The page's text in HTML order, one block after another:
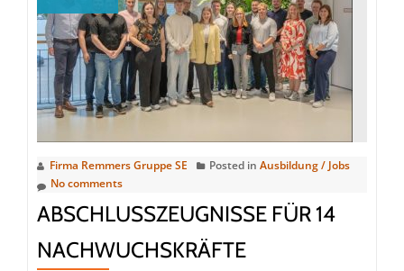
Firma Remmers Gruppe SE Posted in Ausbildung / Jobs
No comments
ABSCHLUSSZEUGNISSE FÜR 14
NACHWUCHSKRÄFTE